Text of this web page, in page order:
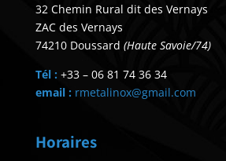
32 Chemin Rural dit des Vernays
ZAC des Vernays
74210 Doussard (Haute Savoie/74)
Tél : +33 – 06 81 74 36 34
email : rmetalinox@gmail.com
Horaires